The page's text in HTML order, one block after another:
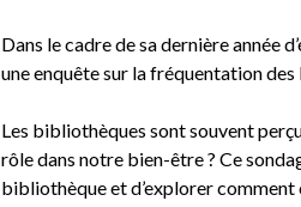
Dans le cadre de sa dernière année
une enquête sur la fréquentation
Les bibliothèques sont souvent
rôle dans notre bien-être ? Ce
bibliothèque et d’explorer